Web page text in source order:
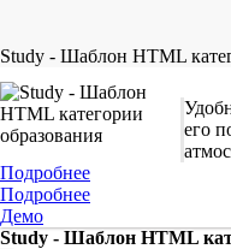
Study - Шаблон HTML
его
Подробнее
Подробнее
Демо
Study - Шаблон HTML